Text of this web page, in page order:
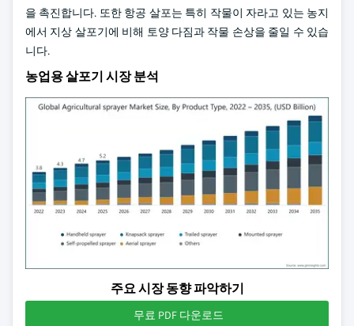
을 촉진합니다. 또한 항공 살포는 특히 작물이 자라고 있는 농지
에서 지상 살포기에 비해 토양 다짐과 작물 손상을 줄일 수 있습
니다.
농업용 살포기 시장 분석
주요 시장 동향 파악하기
무료 PDF 다운로드